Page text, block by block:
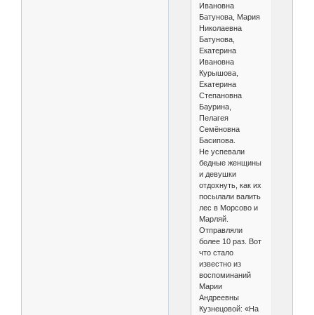
Ивановна
Батунова, Мария
Николаевна
Батунова,
Екатерина
Ивановна
Курышова,
Екатерина
Степановна
Баурина,
Пелагея
Семёновна
Басипова.
Не успевали
бедные женщины
и девушки
отдохнуть, как их
посылали валить
лес в Морсово и
Марляй.
Отправляли
более 10 раз. Вот
что стало
известно из
воспоминаний
Марии
Андреевны
Кузнецовой: «На